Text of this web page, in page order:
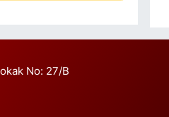
No: 27/B